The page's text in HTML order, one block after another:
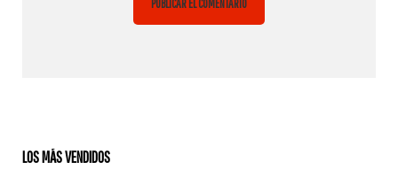
LOS MÁS VENDIDOS